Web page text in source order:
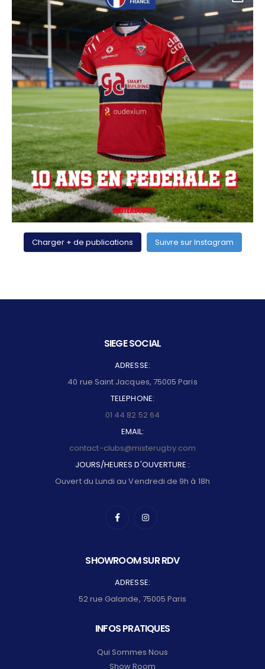
Charger + de publications Suivre sur Instagram
SIEGE SOCIAL
ADRESSE:
40 rue Saint Jacques, 75005 Paris
TELEPHONE:
01 44 82 52 64
EMAIL:
contact-clubs@misterugby.com
JOURS/HEURES D'OUVERTURE :
Ouvert du Lundi au Vendredi de 9h à 18h
SHOWROOM SUR RDV
ADRESSE:
52 rue Galande, 75005 Paris
INFOS PRATIQUES
Qui Sommes Nous
Show Room